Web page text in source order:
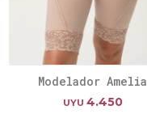
Modelador Amelia
UYU 4.450